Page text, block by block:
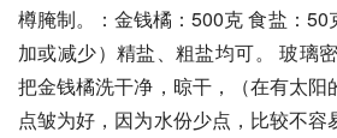
樽腌制。：金钱橘：500克 食盐：50
加或减少）精盐、粗盐均可。 玻璃
把金钱橘洗干净，晾干，（在有太阳
点皱为好，因为水份少点，比较不容